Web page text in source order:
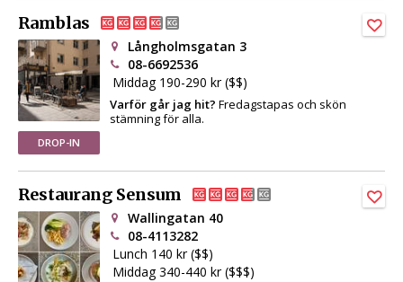
Ramblas
DROP-IN
Långholmsgatan 3
08-6692536
Middag 190-290 kr ($$)
Varför går jag hit? Fredagstapas och skön
stämning för alla.
Restaurang Sensum
Wallingatan 40
08-4113282
Lunch 140 kr ($$)
Middag 340-440 kr ($$$)